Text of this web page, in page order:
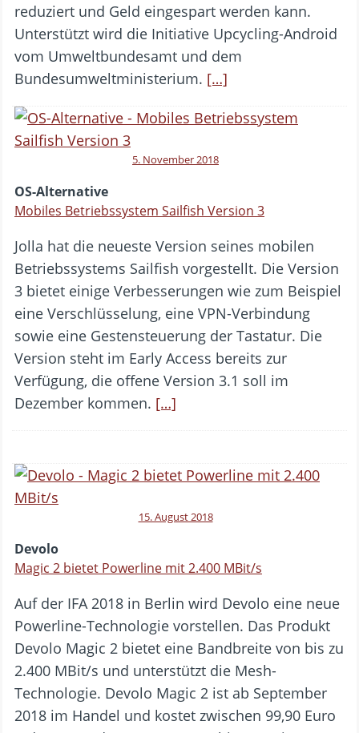
reduziert und Geld eingespart werden kann.
Unterstützt wird die Initiative Upcycling-Android
vom Umweltbundesamt und dem
Bundesumweltministerium. […]
5. November 2018
OS-Alternative
Mobiles Betriebssystem Sailfish Version 3
Jolla hat die neueste Version seines mobilen
Betriebssystems Sailfish vorgestellt. Die Version
3 bietet einige Verbesserungen wie zum Beispiel
eine Verschlüsselung, eine VPN-Verbindung
sowie eine Gestensteuerung der Tastatur. Die
Version steht im Early Access bereits zur
Verfügung, die offene Version 3.1 soll im
Dezember kommen. […]
15. August 2018
Devolo
Magic 2 bietet Powerline mit 2.400 MBit/s
Auf der IFA 2018 in Berlin wird Devolo eine neue
Powerline-Technologie vorstellen. Das Produkt
Devolo Magic 2 bietet eine Bandbreite von bis zu
2.400 MBit/s und unterstützt die Mesh-
Technologie. Devolo Magic 2 ist ab September
2018 im Handel und kostet zwischen 99,90 Euro